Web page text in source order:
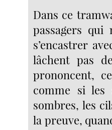
Dans ce
passagers
s’encastrer
lâchent pas
prononcent,
comme si les
sombres, les
la preuve,